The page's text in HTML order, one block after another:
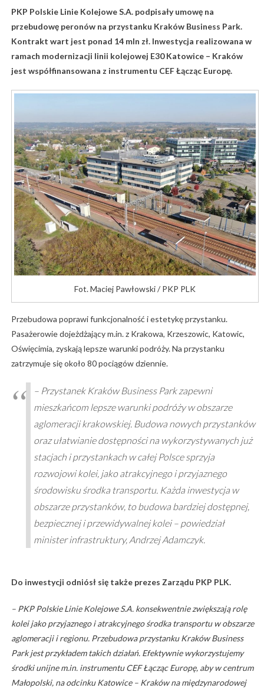
PKP Polskie Linie Kolejowe S.A. podpisały umowę na
przebudowę peronów na przystanku Kraków Business Park.
Kontrakt wart jest ponad 14 mln zł. Inwestycja realizowana w
ramach modernizacji linii kolejowej E30 Katowice – Kraków
jest współfinansowana z instrumentu CEF Łącząc Europę.
Fot. Maciej Pawłowski / PKP PLK
Przebudowa poprawi funkcjonalność i estetykę przystanku.
Pasażerowie dojeżdżający m.in. z Krakowa, Krzeszowic, Katowic,
Oświęcimia, zyskają lepsze warunki podróży. Na przystanku
zatrzymuje się około 80 pociągów dziennie.
– Przystanek Kraków Business Park zapewni
mieszkańcom lepsze warunki podróży w obszarze
aglomeracji krakowskiej. Budowa nowych przystanków
oraz ułatwianie dostępności na wykorzystywanych już
stacjach i przystankach w całej Polsce sprzyja
rozwojowi kolei, jako atrakcyjnego i przyjaznego
środowisku środka transportu. Każda inwestycja w
obszarze przystanków, to budowa bardziej dostępnej,
bezpiecznej i przewidywalnej kolei – powiedział
minister infrastruktury, Andrzej Adamczyk.
Do inwestycji odniósł się także prezes Zarządu PKP PLK.
– PKP Polskie Linie Kolejowe S.A. konsekwentnie zwiększają rolę
kolei jako przyjaznego i atrakcyjnego środka transportu w obszarze
aglomeracji i regionu. Przebudowa przystanku Kraków Business
Park jest przykładem takich działań. Efektywnie wykorzystujemy
środki unijne m.in. instrumentu CEF Łącząc Europę, aby w centrum
Małopolski, na odcinku Katowice – Kraków na międzynarodowej